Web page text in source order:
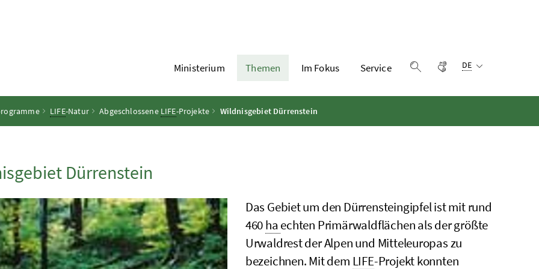
Ministerium Themen Im Fokus
Service
Gebärdensprache
DE
LIFE-Natur Abgeschlossene LIFE-Projekte Wildnisgebiet Dürrenstein
Dürrenstein
Das Gebiet um den Dürrensteingipfel ist mit rund
460haechten Primärwaldflächen als der größte
Urwaldrest der Alpen und Mitteleuropas zu
bezeichnen. Mit dem LIFE-Projekt konnten